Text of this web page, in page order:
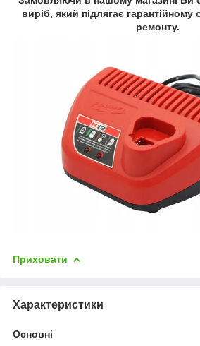
виріб, який підлягає
ремонту.
Приховати
Характеристики
Основні